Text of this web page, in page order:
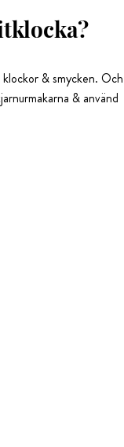
& smycken. Och
& använd